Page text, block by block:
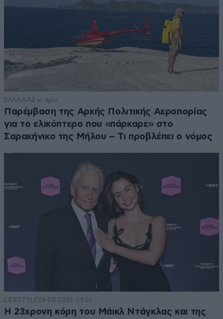
ΕΛΛΑΔΑ2 ω. πριν
Παρέμβαση της Αρχής Πολιτικής Αεροπορίας
για το ελικόπτερο που «πάρκαρε» στο
Σαρακήνικο της Μήλου – Τι προβλέπει ο νόμος
LIFESTYLE09·08·2026 09:01
Η 23χρονη κόρη τoυ Μάικλ Ντάγκλας και της